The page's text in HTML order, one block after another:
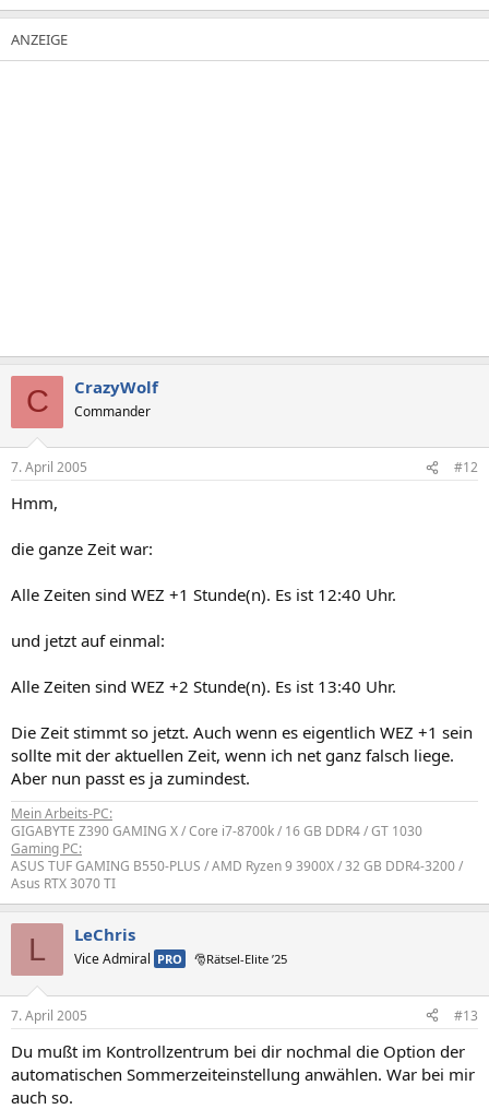
C CrazyWolf
Commander
7. April 2005 #12
Hmm,
die ganze Zeit war:
Alle Zeiten sind WEZ +1 Stunde(n). Es ist 12:40 Uhr.
und jetzt auf einmal:
Alle Zeiten sind WEZ +2 Stunde(n). Es ist 13:40 Uhr.
Die Zeit stimmt so jetzt. Auch wenn es eigentlich WEZ +1 sein
sollte mit der aktuellen Zeit, wenn ich net ganz falsch liege.
Aber nun passt es ja zumindest.
Mein Arbeits-PC:
GIGABYTE Z390 GAMING X / Core i7-8700k / 16 GB DDR4 / GT 1030
Gaming PC:
ASUS TUF GAMING B550-PLUS / AMD Ryzen 9 3900X / 32 GB DDR4-3200 /
Asus RTX 3070 TI
L LeChris
Vice Admiral PRO 🎅Rätsel-Elite ’25
7. April 2005 #13
Du mußt im Kontrollzentrum bei dir nochmal die Option der
automatischen Sommerzeiteinstellung anwählen. War bei mir
auch so.